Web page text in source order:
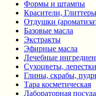
Формы и штампы
Красители,
Отдушки
Базовые масла
Экстракты
Эфирные масла
Лечебные
Сухоцветы,
Глины, скрабы,
Тара косметическая
Лабораторная